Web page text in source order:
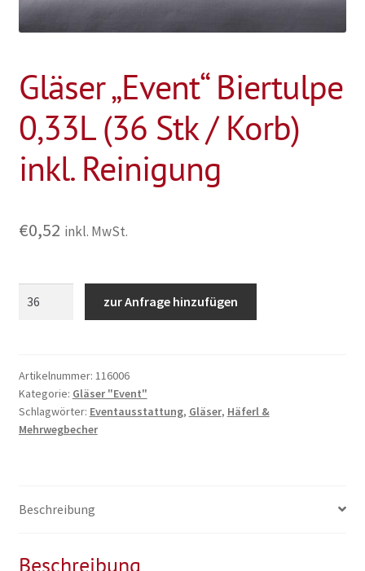
Gläser „Event“ Biertulpe
0,33L (36 Stk / Korb)
inkl. Reinigung
€0,52 inkl. MwSt.
(36
Stk
/
Korb)
zur Anfrage hinzufügen
Artikelnummer: 116006
Kategorie: Gläser "Event"
Schlagwörter: Eventausstattung, Gläser, Häferl &
Mehrwegbecher
Beschreibung
Beschreibung